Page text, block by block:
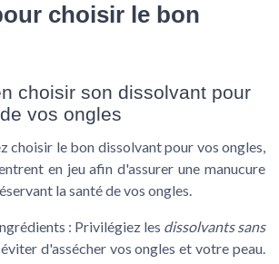
choisir le bon
choisir son dissolvant pour
vos ongles
choisir le bon dissolvant pour vos ongles,
en jeu afin d'assurer une manucure
la santé de vos ongles.
: Privilégiez les dissolvants sans
d'assécher vos ongles et votre peau.